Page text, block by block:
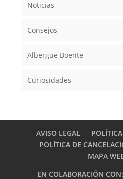
Noticias
Consejos
Albergue Boente
Curiosidades
AVISO LEGAL
POLÍTICA DE
MAPA
EN COLABORACIÓN CON: